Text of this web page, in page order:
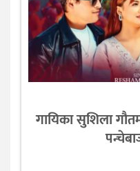
गायिका सुशिला